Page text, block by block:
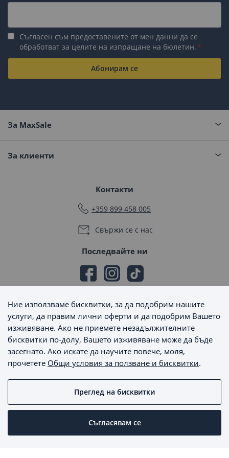
Съгласен съм предоставените от мен данни да се
обработват за целите на изпращане на бюлетин.
Абонирам се
За MaxSale
За клиенти
Контакти
+359 899 458 005
Свържи се с нас
Последвайте ни
Начини на плащане
Начини на доставка
MaxSale © 2026 - Всички права запазени
Ние използваме бисквитки, за да подобрим нашите
услуги, да правим лични оферти и да подобрим Вашето
изживяване. Ако не приемете незадължителните
бисквитки по-долу, Вашето изживяване може да бъде
засегнато. Ако искате да научите повече, моля,
прочетете Общи условия за ползване и бисквитки.
Съгласявам се
Преглед на бисквитки